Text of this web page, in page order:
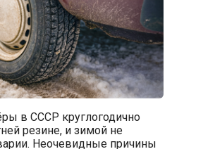
в СССР круглогодично
резине, и зимой не
Неочевидные причины